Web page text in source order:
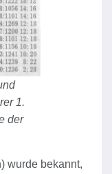
1.
der
wurde bekannt,